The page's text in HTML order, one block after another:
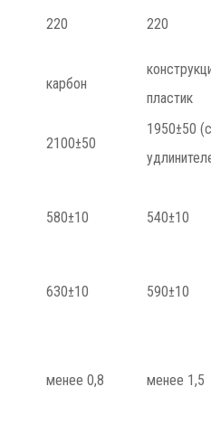
220 220
карбон
пластик
2100±50
1950±50 (с
580±10 540±10
630±10 590±10
менее 0,8 менее 1,5